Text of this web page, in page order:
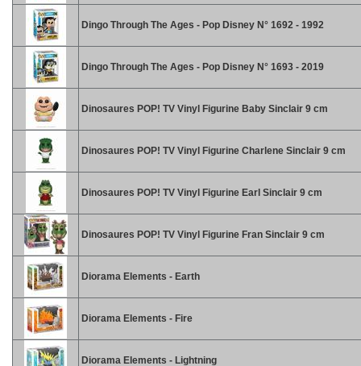
Dingo Through The Ages - Pop Disney N° 1692 - 1992
Dingo Through The Ages - Pop Disney N° 1693 - 2019
Dinosaures POP! TV Vinyl Figurine Baby Sinclair 9 cm
Dinosaures POP! TV Vinyl Figurine Charlene Sinclair 9 cm
Dinosaures POP! TV Vinyl Figurine Earl Sinclair 9 cm
Dinosaures POP! TV Vinyl Figurine Fran Sinclair 9 cm
Diorama Elements - Earth
Diorama Elements - Fire
Diorama Elements - Lightning